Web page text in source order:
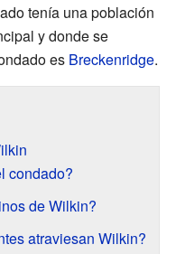
tenía una población
y donde se
es Breckenridge.
condado?
de Wilkin?
atraviesan Wilkin?